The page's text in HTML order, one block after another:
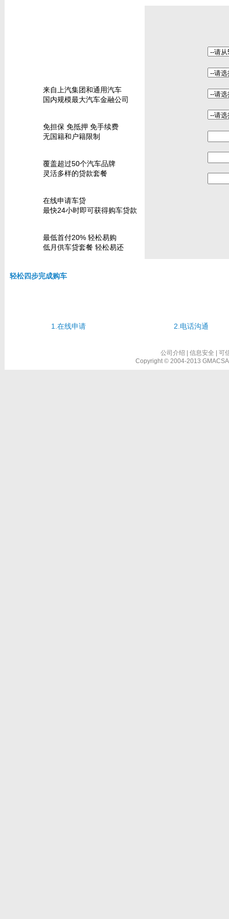
来自上汽集团和通用汽车
国内规模最大汽车金融公司
免担保 免抵押 免手续费
无国籍和户籍限制
覆盖超过50个汽车品牌
灵活多样的贷款套餐
在线申请车贷
最快24小时即可获得购车贷款
最低首付20% 轻松易购
低月供车贷套餐 轻松易还
轻松四步完成购车
1.在线申请 2.电话沟通
公司介绍 信息安全
可
Copyright © 2004-2013